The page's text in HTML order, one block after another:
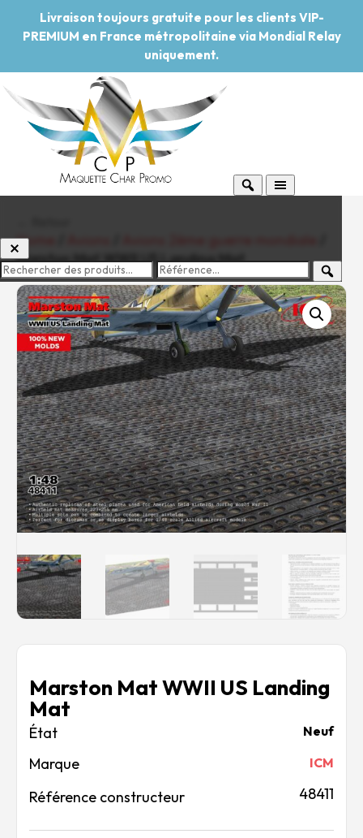
Livraison toujours gratuite pour les clients VIP-
PREMIUM en France métropolitaine via Mondial Relay
uniquement.
-20%Pouvoir d'achat
Rechercher des produits...
Mon panier0
0,00€
Connexion / Inscription
Véhicules
Avions
Bateaux
Trains
Figurines
Peintures
Accessoires
Puzzles
Contact
Home
Marston Mat WWII US Landing Mat
Marston Mat WWII US Landing
Mat
Neuf
Marque ICM
Référence constructeur 48411